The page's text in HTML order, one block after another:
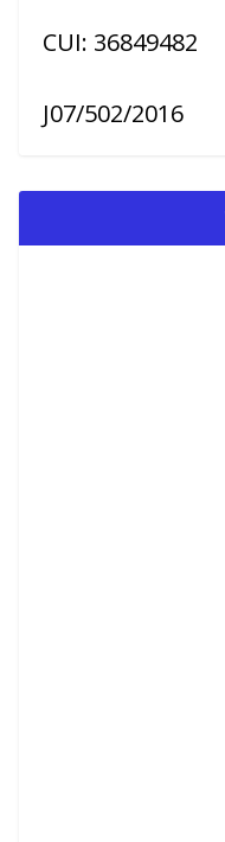
CUI: 36849482
J07/502/2016